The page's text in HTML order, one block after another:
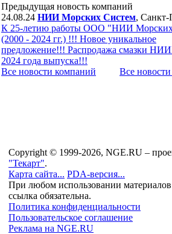
Предыдущая новость компаний
24.08.24 НИИ Морских Систем, Санкт-
К 25-летию работы ООО "НИИ
(2000 - 2024 гг.) !!! Новое уникальное
предложение!!! Распродажа смазки
2024 года выпуска!!!
Все новости компaний
Все
Copyright © 1999-2026, NGE.RU –
"Текарт".
Карта сайта... PDA-версия...
При любом использовании
ссылка обязательна.
Политика конфиденциальности
Пользовательское соглашение
Реклама на NGE.RU